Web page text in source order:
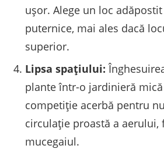
ușor. Alege un loc
puternice, mai ales dacă
superior.
Lipsa spațiului:
plante într-o jardinieră
competiție acerbă pentru
circulație proastă a aerului,
mucegaiul.